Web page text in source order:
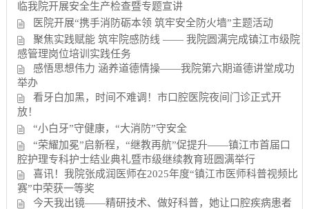
临我院开展安全生产检查暨专题宣讲
医院开展“携手消防砺本领 筑牢安全防火墙”主题活动
聚焦实践赋能 筑牢院感防线 —— 我院圆满完成镇江市级院
感管理岗位培训实践任务
感悟思想伟力 涵养道德情操——我院第六期道德讲堂成功
举办
看牙白加黑，时间不难调！市口腔医院夜间门诊正式开
放！
“小白牙”守健康，“大消防”守安全
“荣耀加冕”启新程，“继教再航”促提升——镇江市首届口
腔护理专科护士结业典礼暨市级继续教育班圆满举行
喜讯！我院张成润医师在2025年度“镇江市医师科普视频比
赛”中荣获一等奖
今天我出镜——精研技术、做好科普，她让口腔疾病患者